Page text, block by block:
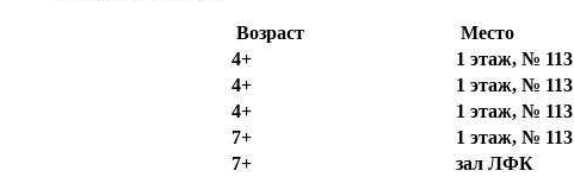
Возраст
Место
4+
1 этаж, № 113
4+
1 этаж, № 113
4+
1 этаж, № 113
7+
1 этаж, № 113
7+
зал ЛФК